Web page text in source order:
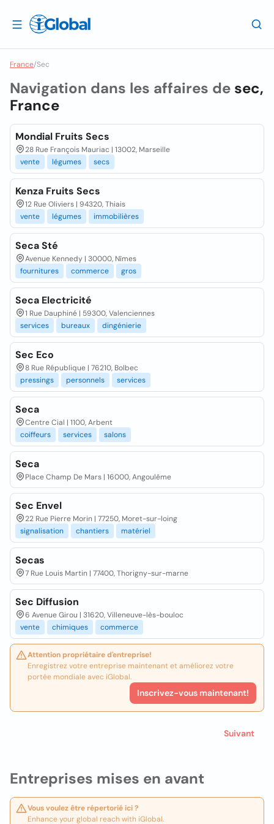
France/Sec
Entreprises mises en avant
Vous voulez être répertorié ici ?
Enhance your global reach with iGlobal.
Navigation dans les affaires de sec,
France
Mondial Fruits Secs
28 Rue François Mauriac | 13002, Marseille
vente
légumes secs
Kenza Fruits Secs
12 Rue Oliviers | 94320, Thiais
vente
légumes immobilières
Seca Sté
Avenue Kennedy | 30000, Nîmes
fournitures
commerce gros
Seca Electricité
1 Rue Dauphiné | 59300, Valenciennes
services
bureaux dingénierie
Sec Eco
8 Rue République | 76210, Bolbec
pressings
personnels services
Seca
Centre Cial | 1100, Arbent
coiffeurs
services salons
Seca
Place Champ De Mars | 16000, Angoulême
Sec Envel
22 Rue Pierre Morin | 77250, Moret-sur-loing
signalisation
chantiers matériel
Secas
7 Rue Louis Martin | 77400, Thorigny-sur-marne
Sec Diffusion
6 Avenue Girou | 31620, Villeneuve-lès-bouloc
vente
chimiques commerce
Attention propriétaire d'entreprise!
Enregistrez votre entreprise maintenant et améliorez votre
portée mondiale avec iGlobal.
Inscrivez-vous maintenant!
Suivant